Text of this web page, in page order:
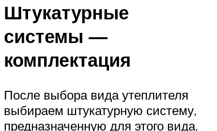
Штукатурные
системы —
комплектация
После выбора вида утеплителя
выбираем штукатурную систему,
предназначенную для этого вида.